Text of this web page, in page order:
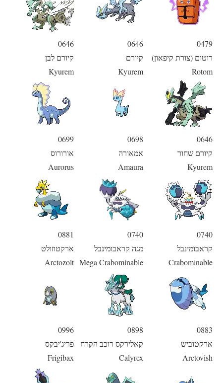
0479
רוטום (צורת קיפאון)
Rotom
0646
קיורם
Kyurem
0646
קיורם לבן
Kyurem
0646
קיורם שחור
Kyurem
0698
אמאורה
Amaura
0699
אורורוס
Aurorus
0740
קראבומינבל
Crabominable
0740
מגה קראבומינבל
Mega Crabominable
0881
ארקטוזולט
Arctozolt
0883
ארקטוביש
Arctovish
0898
קאלירקס רוכב הקרח
Calyrex
0996
פריג'יבקס
Frigibax